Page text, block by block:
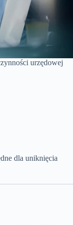
urzędowej
dla uniknięcia